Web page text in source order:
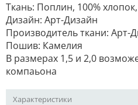
Ткань: Поплин, 100%
Дизайн: Арт-Дизайн
Производитель ткани: Арт-
Пошив: Камелия
В размерах 1,5 и 2,0
компаьона
Характеристики